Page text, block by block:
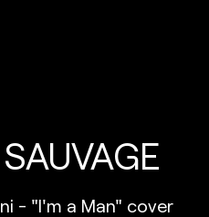
SAUVAGE
- "I'm a Man" cover